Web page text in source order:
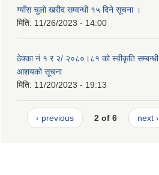
ग्याँस चुलो खरीद सम्वन्धी १५ दिने सूचना ।
मिति: 11/26/2023 - 14:00
ठेक्का नं १ र २/ २०८०।८१ को स्वीकृति सम्बन्धी
आशयको सूचना
मिति: 11/20/2023 - 19:13
‹ previous 2 of 6 next ›